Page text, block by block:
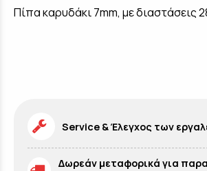
Πίπα καρυδάκι 7mm, με διαστάσεις
Service & Έλεγχος των
Δωρεάν μεταφορικά για